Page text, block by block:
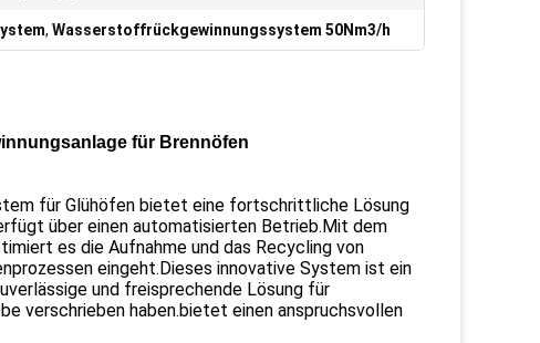
, Wasserstoffrückgewinnungssystem 50Nm3/h
für Brennöfen
für Glühöfen bietet eine fortschrittliche Lösung
über einen automatisierten Betrieb.Mit dem
es die Aufnahme und das Recycling von
eingeht.Dieses innovative System ist ein
und freisprechende Lösung für
verschrieben haben.bietet einen anspruchsvollen